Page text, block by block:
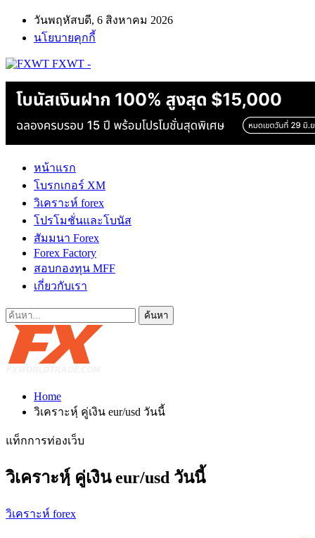
วันพฤหัสบดี, 6 สิงหาคม 2026
นโยบายคุกกี้
FXWT -
หน้าแรก
โบรกเกอร์ XM
วิเคราะห์ forex
โปรโมชั่นและโบนัส
สัมมนา Forex
Forex Factory
สอบกองทุน MFF
เกี่ยวกับเรา
Home
วิเคราะหฺ์ คู่เงิน eur/usd วันนี้
แท็กการท่องเว็บ
วิเคราะหฺ์ คู่เงิน eur/usd วันนี้
วิเคราะห์ forex